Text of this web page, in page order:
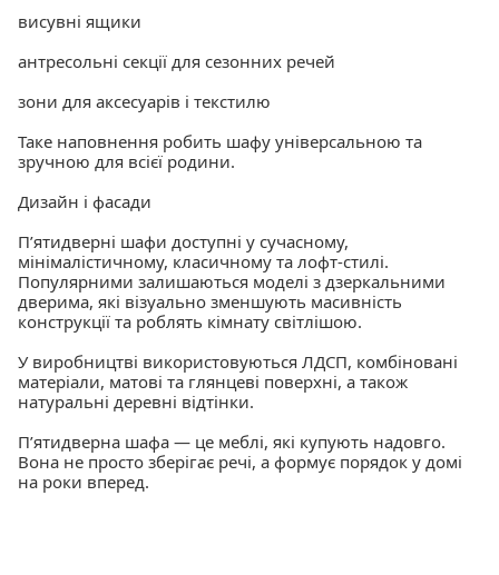
висувні ящики
антресольні секції для сезонних речей
зони для аксесуарів і текстилю
Таке наповнення робить шафу універсальною та
зручною для всієї родини.
Дизайн і фасади
Пʼятидверні шафи доступні у сучасному,
мінімалістичному, класичному та лофт-стилі.
Популярними залишаються моделі з дзеркальними
дверима, які візуально зменшують масивність
конструкції та роблять кімнату світлішою.
У виробництві використовуються ЛДСП, комбіновані
матеріали, матові та глянцеві поверхні, а також
натуральні деревні відтінки.
Пʼятидверна шафа — це меблі, які купують надовго.
Вона не просто зберігає речі, а формує порядок у домі
на роки вперед.